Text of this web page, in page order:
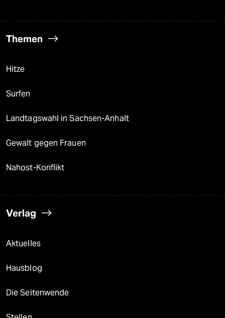
Themen
Hitze
Surfen
Landtagswahl in Sachsen-Anhalt
Gewalt gegen Frauen
Nahost-Konflikt
Verlag
Aktuelles
Hausblog
Die Seitenwende